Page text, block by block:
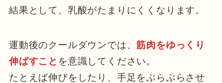
結果として、乳酸がたまりにくくなります。
運動後のクールダウンでは、筋肉をゆっくり
伸ばすこと を意識してください。
たとえば伸びをしたり、手足をぶらぶらさせ